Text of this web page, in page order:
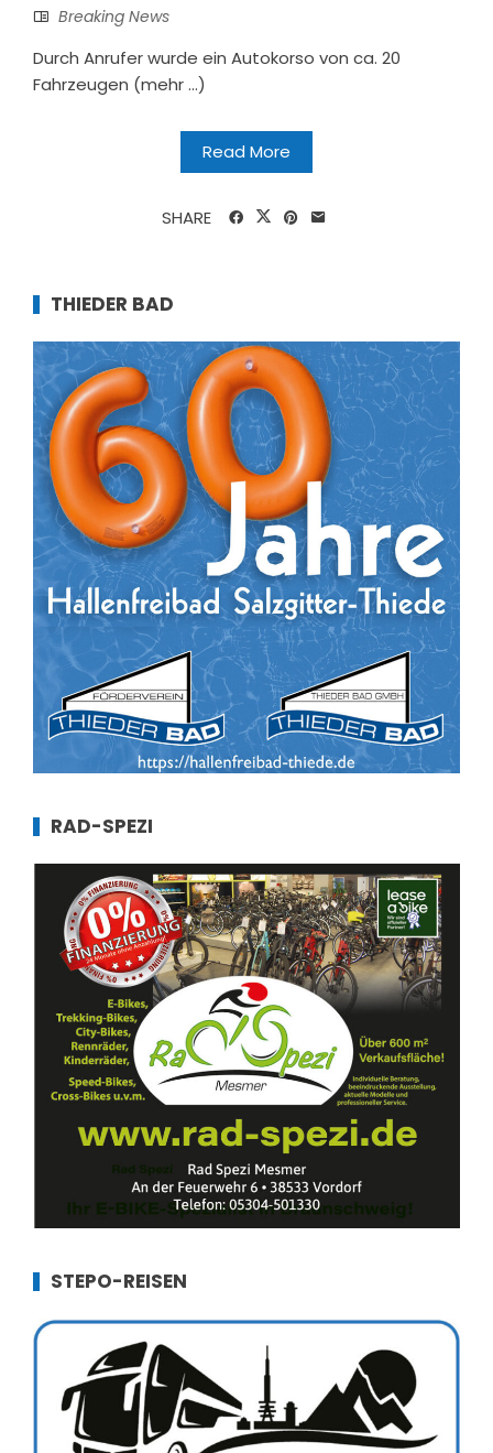
Breaking News
Durch Anrufer wurde ein Autokorso von ca. 20
Fahrzeugen (mehr …)
Read More
SHARE
THIEDER BAD
RAD-SPEZI
STEPO-REISEN